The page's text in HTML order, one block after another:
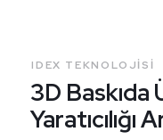
IDEX TEKNOLOJISI
3D Baskıda
Yaratıcılığı